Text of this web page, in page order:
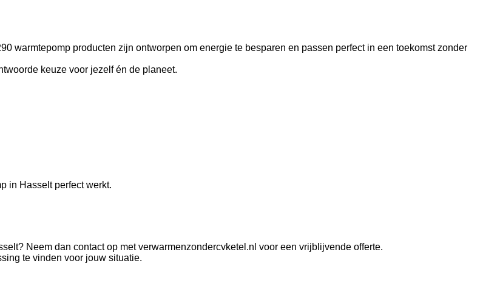
warmtepomp producten zijn ontworpen om energie te besparen en passen perfect in een toekomst zonder
keuze voor jezelf én de planeet.
in Hasselt perfect werkt.
Neem dan contact op met verwarmenzondercvketel.nl voor een vrijblijvende offerte.
te vinden voor jouw situatie.